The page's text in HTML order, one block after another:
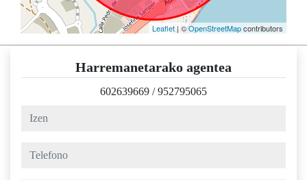
Leaflet| ©OpenStreetMapcontributors
Harremanetarako agentea
602639669 /952795065
izen
telefono